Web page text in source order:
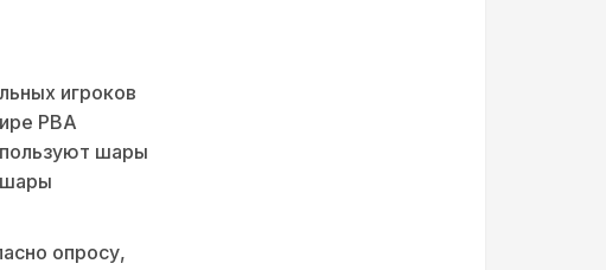
игроков
PBA
шары
шары
опросу,